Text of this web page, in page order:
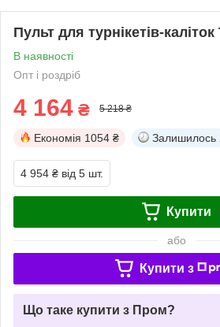
Пульт для турнікетів-
В наявності
Опт і роздріб
4 164 ₴ 5 218 ₴
Економія 1054 ₴ Залишилось
4 954 ₴ від 5 шт.
Купити
або
Купити з
Що таке купити з Пром?